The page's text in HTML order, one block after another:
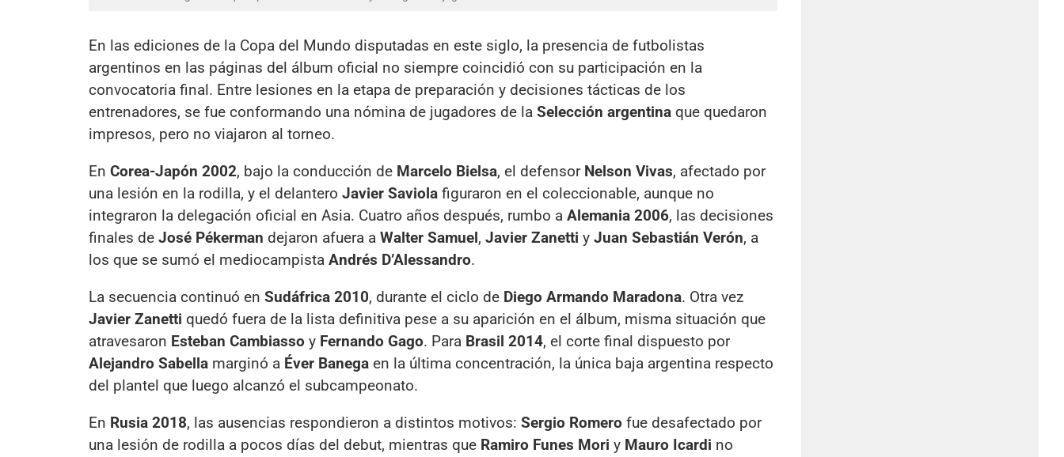
En las ediciones de la Copa del Mundo disputadas en este siglo, la presencia de futbolistas
argentinos en las páginas del álbum oficial no siempre coincidió con su participación en la
convocatoria final. Entre lesiones en la etapa de preparación y decisiones tácticas de los
entrenadores, se fue conformando una nómina de jugadores de la Selección argentina que quedaron
impresos, pero no viajaron al torneo.
En Corea-Japón 2002, bajo la conducción de Marcelo Bielsa, el defensor Nelson Vivas, afectado por
una lesión en la rodilla, y el delantero Javier Saviola figuraron en el coleccionable, aunque no
integraron la delegación oficial en Asia. Cuatro años después, rumbo a Alemania 2006, las decisiones
finales de José Pékerman dejaron afuera a Walter Samuel, Javier Zanetti y Juan Sebastián Verón, a
los que se sumó el mediocampista Andrés D’Alessandro.
La secuencia continuó en Sudáfrica 2010, durante el ciclo de Diego Armando Maradona. Otra vez
Javier Zanetti quedó fuera de la lista definitiva pese a su aparición en el álbum, misma situación que
atravesaron Esteban Cambiasso y Fernando Gago. Para Brasil 2014, el corte final dispuesto por
Alejandro Sabella marginó a Éver Banega en la última concentración, la única baja argentina respecto
del plantel que luego alcanzó el subcampeonato.
En Rusia 2018, las ausencias respondieron a distintos motivos: Sergio Romero fue desafectado por
una lesión de rodilla a pocos días del debut, mientras que Ramiro Funes Mori y Mauro Icardi no